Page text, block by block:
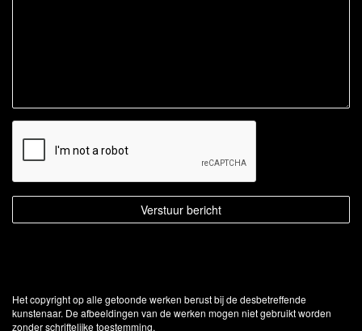
Het copyright op alle getoonde werken berust bij de desbetreffende
kunstenaar. De afbeeldingen van de werken mogen niet gebruikt worden
zonder schriftelijke toestemming.